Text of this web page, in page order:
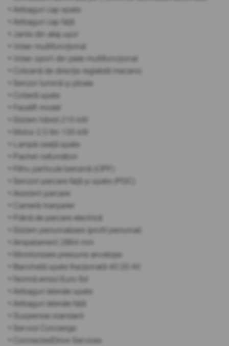
• Airbaguri cap spate
• Airbaguri cap față
• Jante din aliaj ușor
• Volan multifuncțional
• Volan sport din piele multifuncțional
• Coloană de direcție reglabilă mecanic
• Senzor lumină și ploaie
• Cotieră spate
• Facelift model
• Sistem hibrid 215 kW
• Motor 2.0 litri 135 kW
• Lampă ceață spate
• Pachet nefumători
• Filtru particule benzină (OPF)
• Senzori parcare față și spate (PDC)
• Asistent parcare
• Cameră marșarier
• Frână de parcare electrică
• Sistem personalizare (profil personal)
• Ampatament 2864 mm
• Monitorizare presiune anvelope
• Banchetă spate fracționată 40:20:40
• Normă emisii Euro 6d
• Airbaguri laterale spate
• Airbaguri laterale față
• Suspensie standard
• Servicii Concierge
• ConnectedDrive Services